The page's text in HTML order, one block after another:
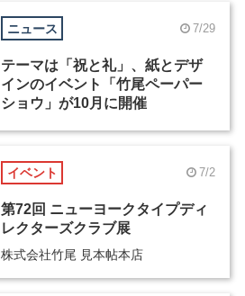
ニュース 7/29
テーマは「祝と礼」、紙とデザ
インのイベント「竹尾ペーパー
ショウ」が10月に開催
イベント 7/2
第72回 ニューヨークタイプディ
レクターズクラブ展
株式会社竹尾 見本帖本店